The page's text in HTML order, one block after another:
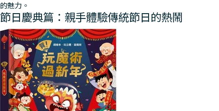
的魅力。
節日慶典篇：親手體驗傳統節日的熱鬧